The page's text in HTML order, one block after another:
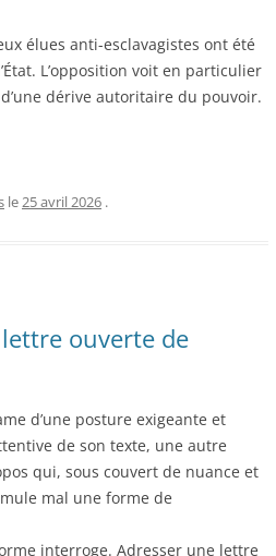
élues anti-esclavagistes ont été
L’opposition voit en particulier
dérive autoritaire du pouvoir.
le25 avril 2026 .
lettre ouverte de
d’une posture exigeante et
de son texte, une autre
qui, sous couvert de nuance et
mal une forme de
interroge. Adresser une lettre